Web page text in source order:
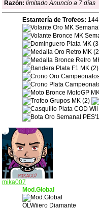
Razón: limitado Anuncio a 7 días
Estantería de Trofeos: 144
mika007
Mod.Global
OLWiiero Diamante